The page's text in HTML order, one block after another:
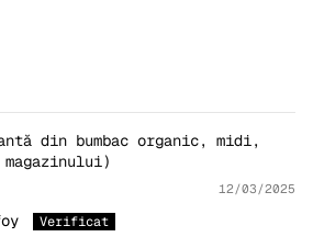
din bumbac organic, midi,
12/03/2025